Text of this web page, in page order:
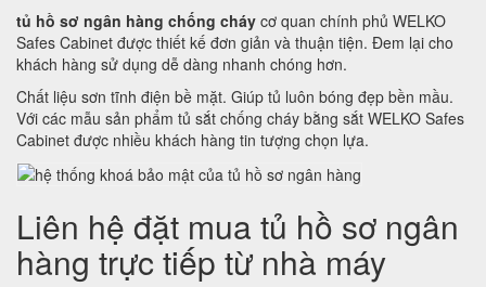
tủ hồ sơ ngân hàng chống cháy cơ quan chính phủ WELKO
Safes Cabinet được thiết kế đơn giản và thuận tiện. Đem lại cho
khách hàng sử dụng dễ dàng nhanh chóng hơn.
Chất liệu sơn tĩnh điện bề mặt. Giúp tủ luôn bóng đẹp bền mầu.
Với các mẫu sản phẩm tủ sắt chống cháy bằng sắt WELKO Safes
Cabinet được nhiều khách hàng tin tượng chọn lựa.
Liên hệ đặt mua tủ hồ sơ ngân
hàng trực tiếp từ nhà máy